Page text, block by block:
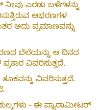
ಎರಡು ಬಳೆಗಳನ್ನು
ಆಭರಣಗಳ
ಅದು ಪ್ರಮಾಣವನ್ನು
ಬೆಲೆಯನ್ನು ಆ ದಿನದ
ವಿವರಿಸುತ್ತದೆ.
ವಿವರಿಸುತ್ತದೆ.
- ಈ ಪ್ಯಾರಾಮೀಟರ್